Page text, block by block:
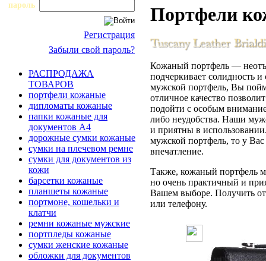
пароль
Регистрация
Забыли свой пароль?
РАСПРОДАЖА
ТОВАРОВ
портфели кожаные
дипломаты кожаные
папки кожаные для
документов А4
дорожные сумки кожаные
сумки на плечевом ремне
сумки для документов из
кожи
барсетки кожаные
планшеты кожаные
портмоне, кошельки и
клатчи
ремни кожаные мужские
портпледы кожаные
сумки женские кожаные
обложки для документов
Портфели
Кожаный портфель —
подчеркивает солидность
мужской портфель, Вы
отличное качество
подойти с особым
либо неудобства. Наши
и приятны в
мужской портфель, то у Вас
впечатление.
Также, кожаный портфель
но очень практичный и
Вашем выборе. Получить
или телефону.